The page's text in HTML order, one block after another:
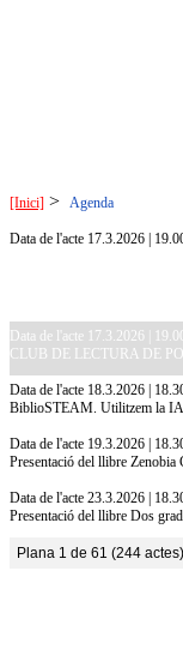
[Inici] > Agenda
Data de l'acte 17.3.2026 |
Data de l'acte 17.3.2026 |
CLUB DE LECTURA DE
Data de l'acte 18.3.2026 |
BiblioSTEAM. Utilitzem la IA
Data de l'acte 19.3.2026 |
Presentació del llibre Zenobia
Data de l'acte 23.3.2026 |
Presentació del llibre Dos
Plana 1 de 61 (244 actes)